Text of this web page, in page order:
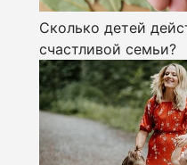
Сколько детей
счастливой семьи?